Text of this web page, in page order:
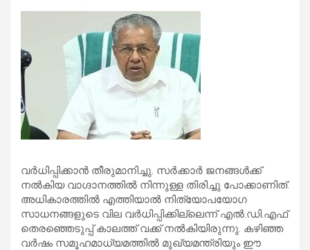
വര്‍ധിപ്പിക്കാന്‍ തീരുമാനിച്ചു. സര്‍ക്കാര്‍ ജനങ്ങള്‍ക്ക്
നല്‍കിയ വാഗ്ദാനത്തില്‍ നിന്നുള്ള തിരിച്ചു പോക്കാണിത്.
അധികാരത്തില്‍ എത്തിയാല്‍ നിത്യോപയോഗ
സാധനങ്ങളുടെ വില വര്‍ധിപ്പിക്കില്ലെന്ന് എല്‍.ഡി.എഫ്
തെരഞ്ഞെടുപ്പ് കാലത്ത് വക്ക് നല്‍കിയിരുന്നു. കഴിഞ്ഞ
വര്‍ഷം സമൂഹമാധ്യമത്തില്‍ മുഖ്യമന്ത്രിയും ഈ